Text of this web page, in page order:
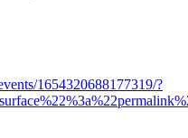
1654320688177319/?